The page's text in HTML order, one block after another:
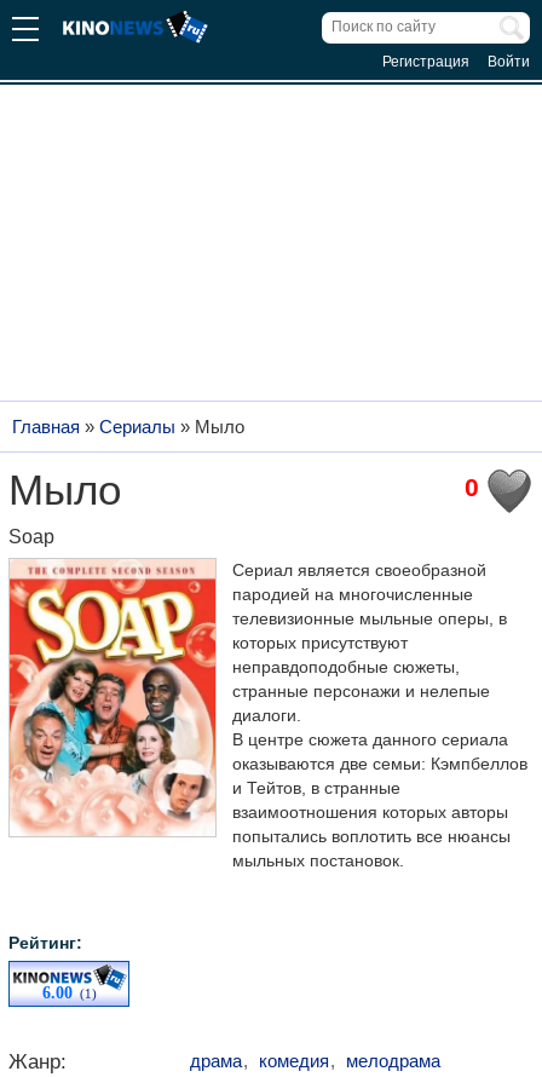
Регистрация Войти
Главная » Сериалы » Мыло
0
Мыло
Soap
Рейтинг:
6.00(1)
Сериал является своеобразной
пародией на многочисленные
телевизионные мыльные оперы, в
которых присутствуют
неправдоподобные сюжеты,
странные персонажи и нелепые
диалоги.
В центре сюжета данного сериала
оказываются две семьи: Кэмпбеллов
и Тейтов, в странные
взаимоотношения которых авторы
попытались воплотить все нюансы
мыльных постановок.
Жанр: драма, комедия, мелодрама